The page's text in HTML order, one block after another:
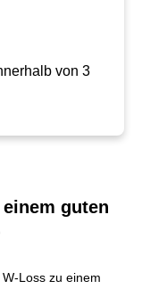
von 3
guten
Loss zu einem